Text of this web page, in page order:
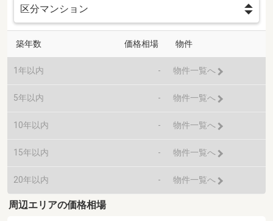
築年数 価格相場 物件
1年以内 - 物件一覧へ
5年以内 - 物件一覧へ
10年以内 - 物件一覧へ
15年以内 - 物件一覧へ
20年以内 - 物件一覧へ
周辺エリアの価格相場